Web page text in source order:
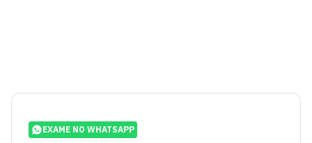
EXAME NO WHATSAPP